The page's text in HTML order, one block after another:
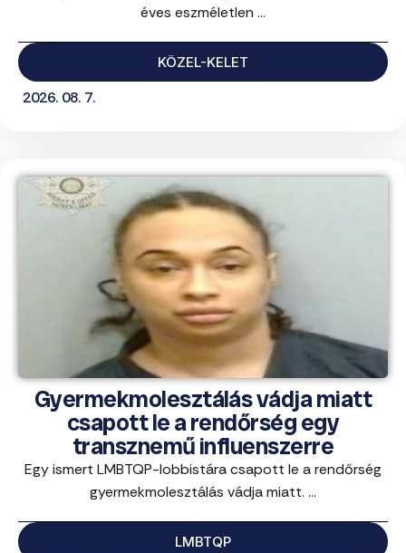
éves eszméletlen ...
KÖZEL-KELET
2026. 08. 7.
Gyermekmolesztálás vádja miatt
csapott le a rendőrség egy
transznemű influenszerre
Egy ismert LMBTQP-lobbistára csapott le a rendőrség
gyermekmolesztálás vádja miatt. ...
LMBTQP